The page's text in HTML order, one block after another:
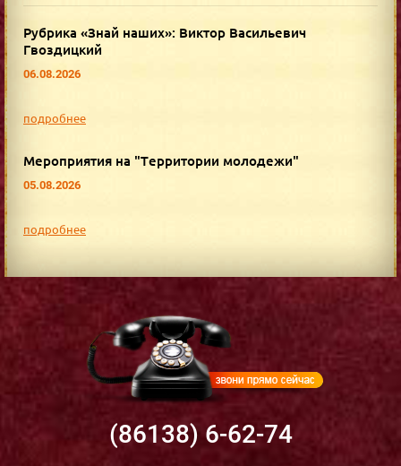
Рубрика «Знай наших»: Виктор Васильевич
Гвоздицкий
06.08.2026
подробнее
Мероприятия на "Территории молодежи"
05.08.2026
подробнее
(86138) 6-62-74